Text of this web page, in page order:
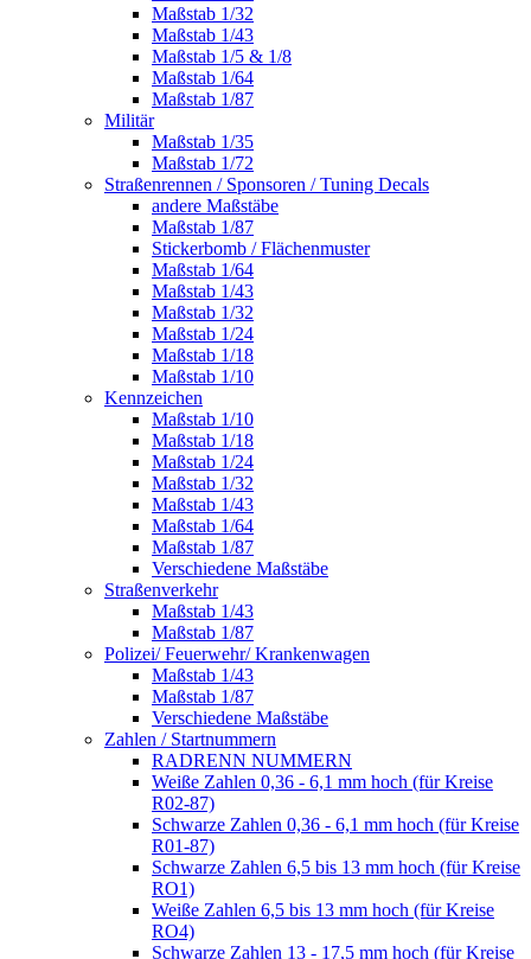
Maßstab 1/32
Maßstab 1/43
Maßstab 1/5 & 1/8
Maßstab 1/64
Maßstab 1/87
Militär
Maßstab 1/35
Maßstab 1/72
Straßenrennen / Sponsoren / Tuning Decals
andere Maßstäbe
Maßstab 1/87
Stickerbomb / Flächenmuster
Maßstab 1/64
Maßstab 1/43
Maßstab 1/32
Maßstab 1/24
Maßstab 1/18
Maßstab 1/10
Kennzeichen
Maßstab 1/10
Maßstab 1/18
Maßstab 1/24
Maßstab 1/32
Maßstab 1/43
Maßstab 1/64
Maßstab 1/87
Verschiedene Maßstäbe
Straßenverkehr
Maßstab 1/43
Maßstab 1/87
Polizei/ Feuerwehr/ Krankenwagen
Maßstab 1/43
Maßstab 1/87
Verschiedene Maßstäbe
Zahlen / Startnummern
RADRENN NUMMERN
Weiße Zahlen 0,36 - 6,1 mm hoch (für Kreise
R02-87)
Schwarze Zahlen 0,36 - 6,1 mm hoch (für Kreise
R01-87)
Schwarze Zahlen 6,5 bis 13 mm hoch (für Kreise
RO1)
Weiße Zahlen 6,5 bis 13 mm hoch (für Kreise
RO4)
Schwarze Zahlen 13 - 17,5 mm hoch (für Kreise